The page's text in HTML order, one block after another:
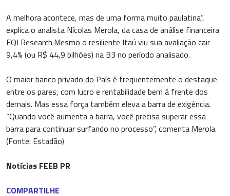
A melhora acontece, mas de uma forma muito paulatina”,
explica o analista Nícolas Merola, da casa de análise financeira
EQI Research.Mesmo o resiliente Itaú viu sua avaliação cair
9,4% (ou R$ 44,9 bilhões) na B3 no período analisado.
O maior banco privado do País é frequentemente o destaque
entre os pares, com lucro e rentabilidade bem à frente dos
demais. Mas essa força também eleva a barra de exigência.
“Quando você aumenta a barra, você precisa superar essa
barra para continuar surfando no processo”, comenta Merola.
(Fonte: Estadão)
Notícias FEEB PR
COMPARTILHE